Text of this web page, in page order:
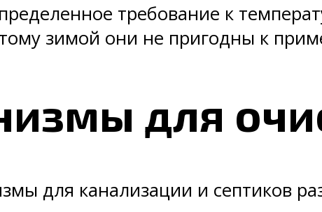
требование к
зимой они не пригодны к
для
для канализации и септиков